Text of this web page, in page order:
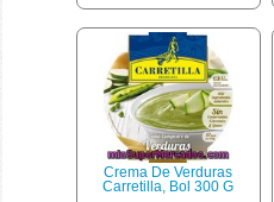
Crema De Verduras
Carretilla, Bol 300 G